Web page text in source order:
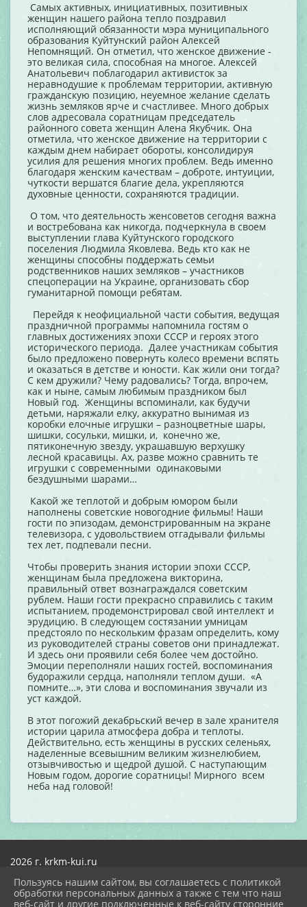
Самых активных, инициативных, позитивных
женщин нашего района тепло поздравил
исполняющий обязанности мэра муниципального
образования Куйтунский район Алексей
Непомнящий. Он отметил, что женское движение -
это великая сила, способная на многое. Алексей
Анатольевич поблагодарил активисток за
неравнодушие к проблемам территории, активную
гражданскую позицию, неуемное желание сделать
жизнь земляков ярче и счастливее. Много добрых
слов адресовала соратницам председатель
районного совета женщин Алена Якубчик. Она
отметила, что женское движение на территории с
каждым днем набирает обороты, консолидируя
усилия для решения многих проблем. Ведь именно
благодаря женским качествам – доброте, интуиции,
чуткости вершатся благие дела, укрепляются
духовные ценности, сохраняются традиции.
О том, что деятельность женсоветов сегодня важна
и востребована как никогда, подчеркнула в своем
выступлении глава Куйтунского городского
поселения Людмила Яковлева. Ведь кто как не
женщины способны поддержать семьи
родственников наших земляков – участников
спецоперации на Украине, организовать сбор
гуманитарной помощи ребятам.
Перейдя к неофициальной части события, ведущая
праздничной программы напомнила гостям о
главных достижениях эпохи СССР и героях этого
исторического периода. Далее участникам события
было предложено повернуть колесо времени вспять
и оказаться в детстве и юности. Как жили они тогда?
С кем дружили? Чему радовались? Тогда, впрочем,
как и ныне, самым любимым праздником был
Новый год. Женщины вспоминали, как будучи
детьми, наряжали елку, аккуратно вынимая из
коробки елочные игрушки – разноцветные шары,
шишки, сосульки, мишки, и, конечно же,
пятиконечную звезду, украшавшую верхушку
лесной красавицы. Ах, разве можно сравнить те
игрушки с современными одинаковыми
бездушными шарами…
Какой же теплотой и добрым юмором были
наполнены советские новогодние фильмы! Наши
гости по эпизодам, демонстрированным на экране
телевизора, с удовольствием отгадывали фильмы
тех лет, подпевали песни.
Чтобы проверить знания истории эпохи СССР,
женщинам была предложена викторина,
правильный ответ вознаграждался советским
рублем. Наши гости прекрасно справились с таким
испытанием, продемонстрировал свой интеллект и
эрудицию. В следующем состязании умницам
предстояло по нескольким фразам определить, кому
из руководителей страны советов они принадлежат.
И здесь они проявили себя более чем достойно.
Эмоции переполняли наших гостей, воспоминания
будоражили сердца, наполняли теплом души. «А
помните…», эти слова и воспоминания звучали из
уст каждой.
В этот погожий декабрьский вечер в зале хранителя
истории царила атмосфера добра и теплоты.
Действительно, есть женщины в русских селеньях,
наделенные всевышним великим жизнелюбием,
отзывчивостью и щедрой душой. С наступающим
Новым годом, дорогие соратницы! Мирного всем
неба над головой!
2026 г. krkm-kui.ru
Карта сайта
Политика обработки персональных данных
Пользуясь нашим сайтом, вы соглашаетесь с политикой
обработки персональных данных а также с тем что наш
веб-сайт и другие подключенные к веб-сайту сторонние